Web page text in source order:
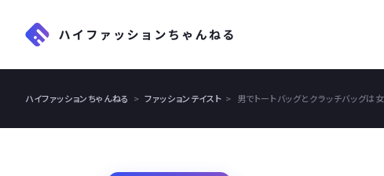
ハイファッションちゃんねる ファッションテイスト 男でトートバッグとクラッチバッグ